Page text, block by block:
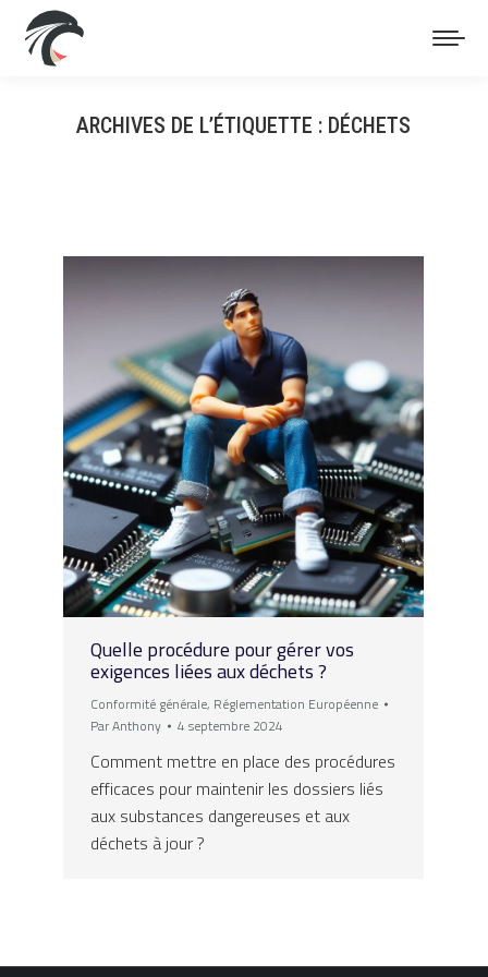
ARCHIVES DE L’ÉTIQUETTE : DÉCHETS
Quelle procédure pour gérer vos
exigences liées aux déchets ?
Conformité générale, Réglementation Européenne
ParAnthony 4 septembre 2024
Comment mettre en place des procédures
efficaces pour maintenir les dossiers liés
aux substances dangereuses et aux
déchets à jour ?